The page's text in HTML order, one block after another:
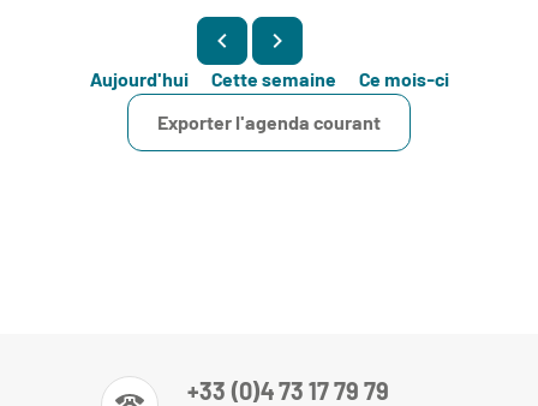
Aujourd'hui Cette semaine
Ce mois-ci
Exporter l'agenda courant
+33 (0)4 73 17 79 79